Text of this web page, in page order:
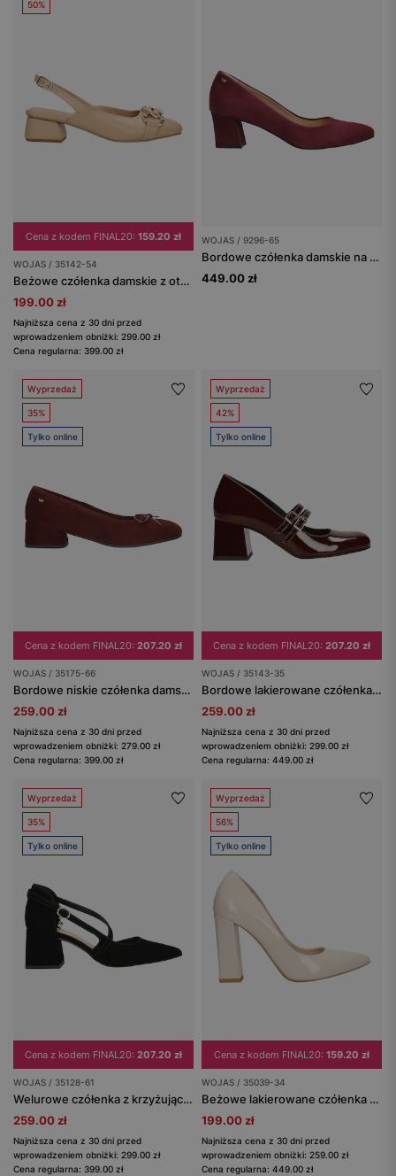
50%
Cena z kodem FINAL20: 159.20 zł
WOJAS / 35142-54
Beżowe czółenka damskie z otwartą piętą i ozdobnym łańcuchem
199.00 zł
Najniższa cena z 30 dni przed
wprowadzeniem obniżki: 299.00 zł
Cena regularna: 399.00 zł
WOJAS / 9296-65
Bordowe czółenka damskie na niskim obcasie
449.00 zł
Wyprzedaż
35%
Tylko online
Cena z kodem FINAL20: 207.20 zł
WOJAS / 35175-66
Bordowe niskie czółenka damskie z zamszowej skóry
259.00 zł
Najniższa cena z 30 dni przed
wprowadzeniem obniżki: 279.00 zł
Cena regularna: 399.00 zł
Wyprzedaż
42%
Tylko online
Cena z kodem FINAL20: 207.20 zł
WOJAS / 35143-35
Bordowe lakierowane czółenka Mary Jane na szerokim słupku
259.00 zł
Najniższa cena z 30 dni przed
wprowadzeniem obniżki: 299.00 zł
Cena regularna: 449.00 zł
Wyprzedaż
35%
Tylko online
Cena z kodem FINAL20: 207.20 zł
WOJAS / 35128-61
Welurowe czółenka z krzyżującymi się paskami
259.00 zł
Najniższa cena z 30 dni przed
wprowadzeniem obniżki: 299.00 zł
Cena regularna: 399.00 zł
Wyprzedaż
56%
Tylko online
Cena z kodem FINAL20: 159.20 zł
WOJAS / 35039-34
Beżowe lakierowane czółenka damskie na wysokim słupku
199.00 zł
Najniższa cena z 30 dni przed
wprowadzeniem obniżki: 259.00 zł
Cena regularna: 449.00 zł